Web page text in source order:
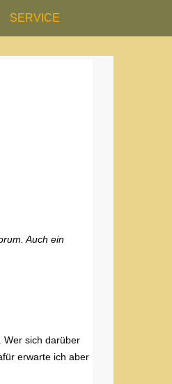
SERVICE
Auch ein
Wer sich darüber
erwarte ich aber